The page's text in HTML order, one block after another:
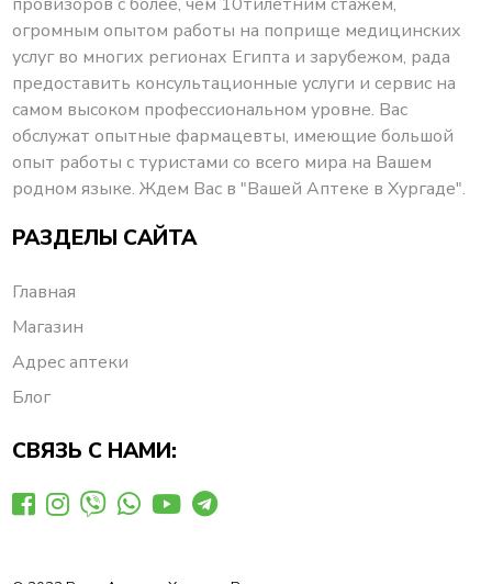
огромным опытом работы на поприще медицинских
услуг во многих регионах Египта и зарубежом, рада
предоставить консультационные услуги и сервис на
самом высоком профессиональном уровне. Вас
обслужат опытные фармацевты, имеющие большой
опыт работы с туристами со всего мира на Вашем
родном языке. Ждем Вас в "Вашей Аптеке в Хургаде".
РАЗДЕЛЫ САЙТА
Главная
Магазин
Адрес аптеки
Блог
СВЯЗЬ С НАМИ: